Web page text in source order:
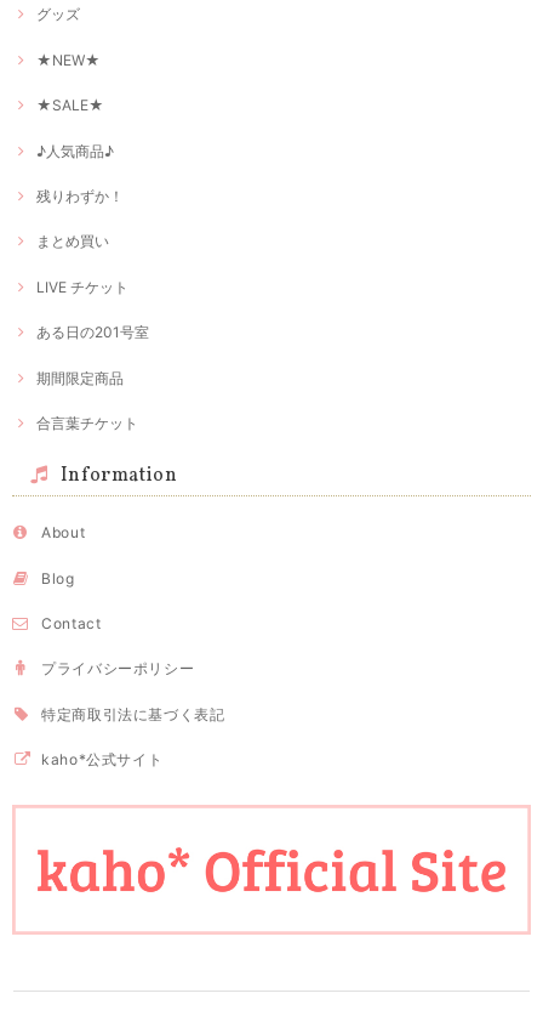
グッズ
★NEW★
★SALE★
♪人気商品♪
残りわずか！
まとめ買い
LIVE チケット
ある日の201号室
期間限定商品
合言葉チケット
Information
About
Blog
Contact
プライバシーポリシー
特定商取引法に基づく表記
kaho*公式サイト